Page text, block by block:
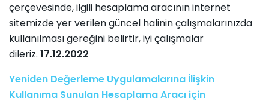
çerçevesinde, ilgili hesaplama aracının internet
sitemizde yer verilen güncel halinin çalışmalarınızda
kullanılması gereğini belirtir, iyi çalışmalar
dileriz. 17.12.2022
Yeniden Değerleme Uygulamalarına İlişkin
Kullanıma Sunulan Hesaplama Aracı için